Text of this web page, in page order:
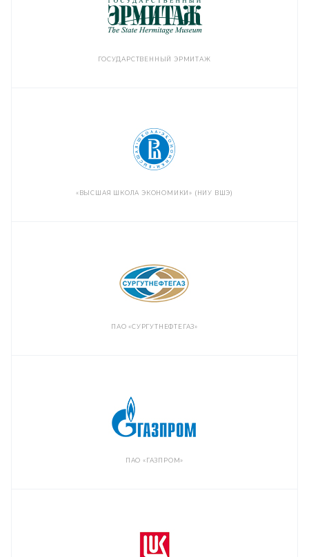
ГОСУДАРСТВЕННЫЙ ЭРМИТАЖ
«ВЫСШАЯ ШКОЛА ЭКОНОМИКИ» (НИУ ВШЭ)
ПАО «СУРГУТНЕФТЕГАЗ»
ПАО «ГАЗПРОМ»